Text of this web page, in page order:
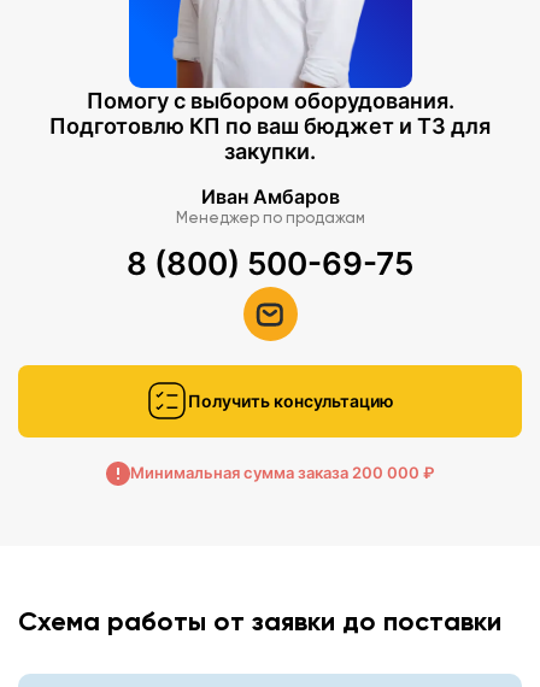
Помогу с выбором оборудования.
Подготовлю КП по ваш бюджет и ТЗ для
закупки.
Иван Амбаров
Менеджер по продажам
8 (800) 500-69-75
Получить консультацию
Минимальная сумма заказа 200 000 ₽
Схема работы от заявки до поставки